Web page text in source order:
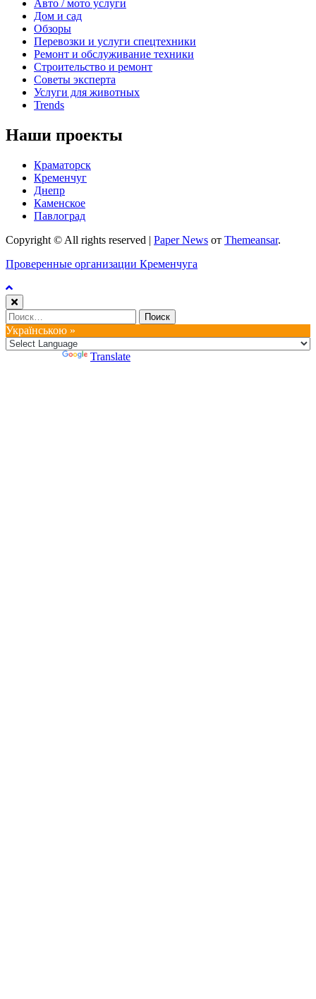
Авто / мото услуги
Дом и сад
Обзоры
Перевозки и услуги спецтехники
Ремонт и обслуживание техники
Строительство и ремонт
Советы эксперта
Услуги для животных
Trends
Наши проекты
Краматорск
Кременчуг
Днепр
Каменское
Павлоград
Copyright © All rights reserved | Paper News от Themeansar.
Проверенные организации Кременчуга
Найти:
Українською »
Translate